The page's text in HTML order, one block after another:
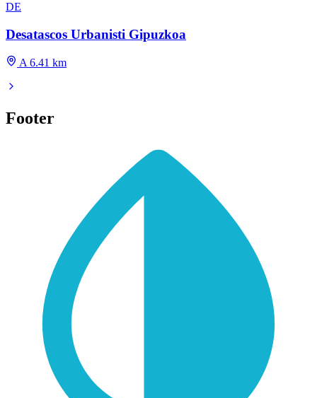
DE
Desatascos Urbanisti Gipuzkoa
A 6.41 km
Footer